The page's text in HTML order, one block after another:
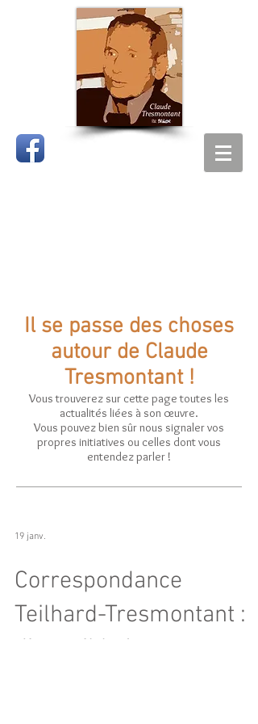
Il se passe des choses
autour de Claude
Tresmontant !
Vous trouverez sur cette page toutes les
actualités liées à son œuvre.
Vous pouvez bien sûr nous signaler vos
propres initiatives ou celles dont vous
entendez parler !
19 janv.
Correspondance
Teilhard-Tresmontant :
disponible !